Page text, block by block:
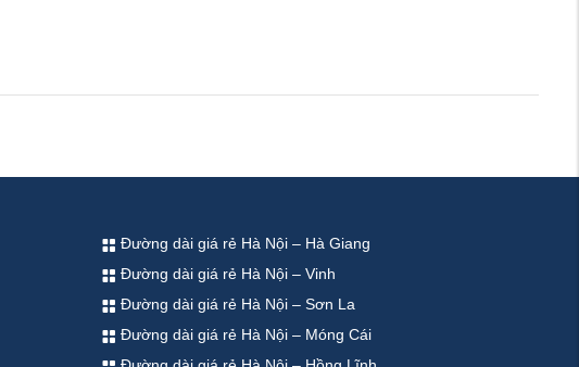
Đường dài giá rẻ Hà Nội – Hà Giang
Đường dài giá rẻ Hà Nội – Vinh
Đường dài giá rẻ Hà Nội – Sơn La
Đường dài giá rẻ Hà Nội – Móng Cái